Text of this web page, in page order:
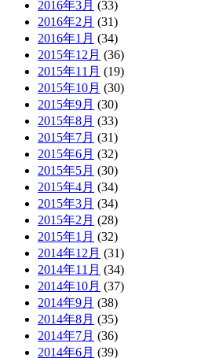
2016年3月 (33)
2016年2月 (31)
2016年1月 (34)
2015年12月 (36)
2015年11月 (19)
2015年10月 (30)
2015年9月 (30)
2015年8月 (33)
2015年7月 (31)
2015年6月 (32)
2015年5月 (30)
2015年4月 (34)
2015年3月 (34)
2015年2月 (28)
2015年1月 (32)
2014年12月 (31)
2014年11月 (34)
2014年10月 (37)
2014年9月 (38)
2014年8月 (35)
2014年7月 (36)
2014年6月 (39)